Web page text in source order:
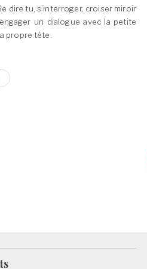
dire tu, s’interroger, croiser miroir
un dialogue avec la petite
propre tête.